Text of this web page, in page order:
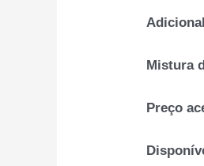
Mistura
Preço